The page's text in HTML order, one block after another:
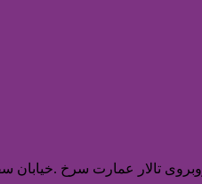
تالار عمارت سرخ .خیابان